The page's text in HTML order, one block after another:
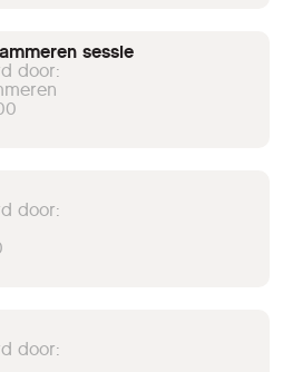
sessie
door:
door:
door: